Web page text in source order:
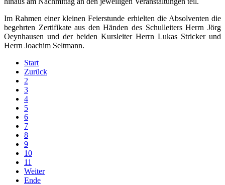
Im Rahmen einer kleinen Feierstunde erhielten die Absolventen die
begehrten Zertifikate aus den Händen des Schulleiters Herrn Jörg
Oeynhausen und der beiden Kursleiter Herrn Lukas Stricker und
Herrn Joachim Seltmann.
Start
Zurück
2
3
4
5
6
7
8
9
10
11
Weiter
Ende